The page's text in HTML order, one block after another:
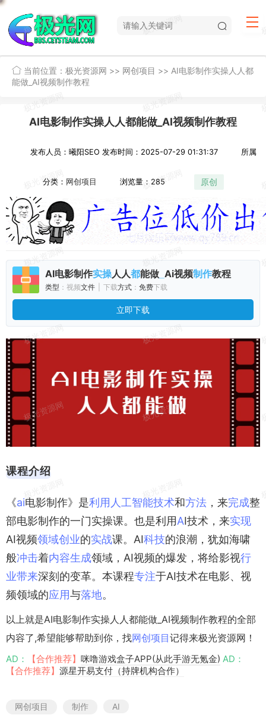
当前位置： 极光资源网 >> 网创项目 >> AI电影制作实操人人都
能做_AI视频制作教程
AI电影制作实操人人都能做_AI视频制作教程
发布人员：曦阳SEO 发布时间：2025-07-29 01:31:37 所属
分类： 网创项目 浏览量：285 原创
AI电影制作实操人人都能做 Ai视频制作教程
类型 ：视频文件 下载方式 ： 免费下载
立即下载
课程介绍
《ai电影制作》是利用 人工智能技术和方法 ，来完成整
部电影制作的一门实操课。也是利用AI技术，来实现
AI视频领域创业的实战课。AI科技的浪潮，犹如海啸
般冲击着内容生成领域，AI视频的爆发，将给影视行
业带来深刻的变革。本课程专注于AI技术在电影、视
频领域的应用与落地。
以上就是AI电影制作实操人人都能做_AI视频制作教程的全部
内容了,希望能够帮助到你，找网创项目记得来极光资源网！
AD： 【合作推荐】 咪噜游戏盒子APP(从此手游无氪金) AD：
【合作推荐】 源星开易支付（持牌机构合作）
网创项目 制作 AI